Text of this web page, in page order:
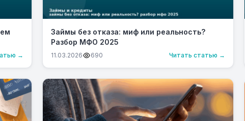
→
Займы без отказа: миф или реальность?
Разбор МФО 2025
11.03.2026 690 Читать статью →